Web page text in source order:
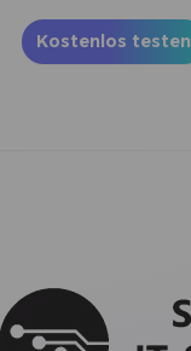
Kostenlos testen